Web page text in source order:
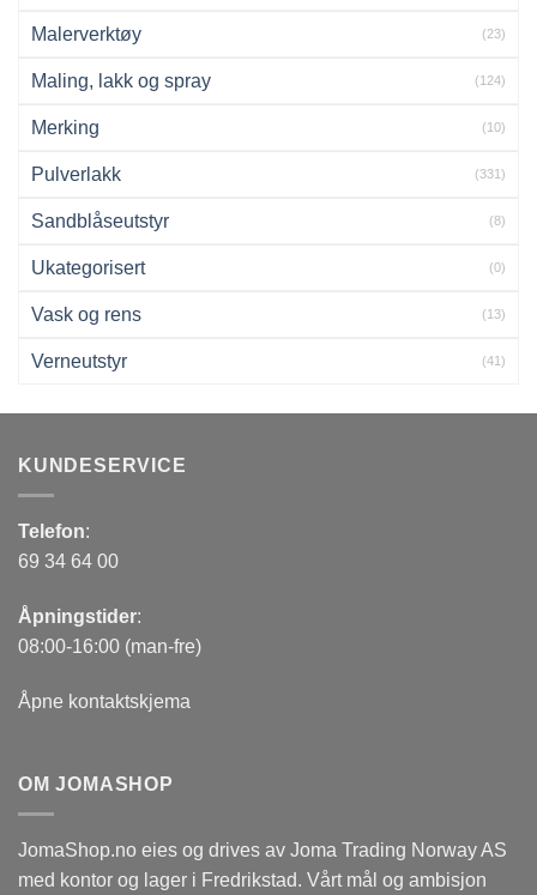
Malerverktøy (23)
Maling, lakk og spray (124)
Merking (10)
Pulverlakk (331)
Sandblåseutstyr (8)
Ukategorisert (0)
Vask og rens (13)
Verneutstyr (41)
KUNDESERVICE
Telefon:
69 34 64 00
Åpningstider:
08:00-16:00 (man-fre)
Åpne kontaktskjema
OM JOMASHOP
JomaShop.no eies og drives av Joma Trading Norway AS
med kontor og lager i Fredrikstad. Vårt mål og ambisjon